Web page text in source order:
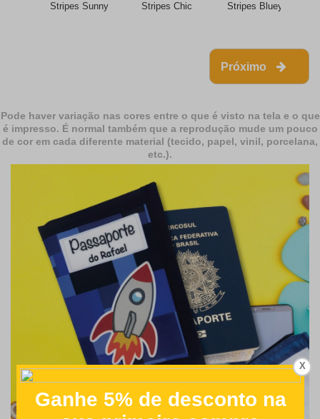
Stripes Sunny Stripes Chic Stripes Bluey
Próximo
Pode haver variação nas cores entre o que é visto na tela e o que
é impresso. É normal também que a reprodução mude um pouco
de cor em cada diferente material (tecido, papel, vinil, porcelana,
etc.).
X